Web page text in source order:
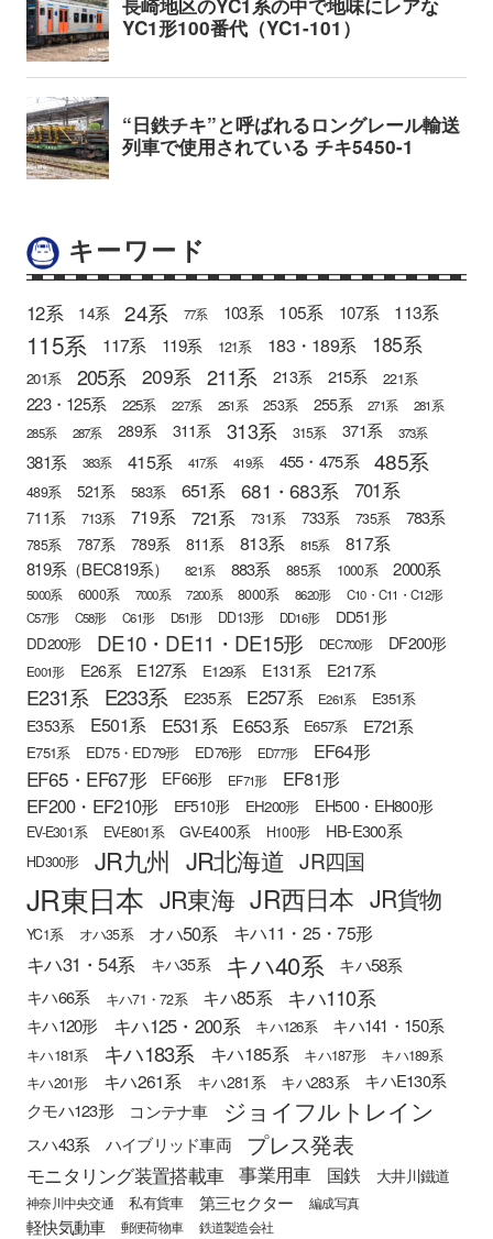
キーワード
12系 14系 24系 77系 103系 105系 107系 113系
115系 117系 119系 121系 183・189系 185系
201系 205系 209系 211系 213系 215系 221系
223・125系 225系 227系 251系 253系 255系 271系
281系
285系
287系 289系 311系 313系 315系 371系 373系
381系 383系 415系 417系 419系 455・475系 485系
489系 521系 583系 651系 681・683系 701系
711系 713系 719系 721系 731系 733系 735系 783系
785系 787系 789系 811系 813系 815系 817系
819系（BEC819系） 821系 883系 885系 1000系 2000系
5000系 6000系 7000系 7200系 8000系 8620形
C10・C11・C12形
C57形
C58形 C61形 D51形 DD13形 DD16形 DD51形
DD200形 DE10・DE11・DE15形 DEC700形 DF200形
E001形 E26系 E127系 E129系 E131系 E217系
E231系 E233系 E235系 E257系 E261系 E351系
E353系 E501系 E531系 E653系 E657系 E721系
E751系 ED75・ED79形 ED76形 ED77形 EF64形
EF65・EF67形 EF66形 EF71形
EF81形
EF200・EF210形
EF510形 EH200形 EH500・EH800形
EV-E301系 EV-E801系 GV-E400系 H100形 HB-E300系
HD300形 JR九州 JR北海道 JR四国
JR東日本 JR東海 JR西日本 JR貨物
YC1系 オハ35系 オハ50系 キハ11・25・75形
キハ31・54系 キハ35系 キハ40系 キハ58系
キハ66系 キハ71・72系 キハ85系 キハ110系
キハ120形 キハ125・200系 キハ126系 キハ141・150系
キハ181系 キハ183系 キハ185系 キハ187形
キハ189系
キハ201形
キハ261系 キハ281系 キハ283系
キハE130系
クモハ123形
コンテナ車 ジョイフルトレイン
スハ43系 ハイブリッド車両 プレス発表
モニタリング装置搭載車 事業用車 国鉄 大井川鐵道
神奈川中央交通 私有貨車 第三セクター 編成写真
軽快気動車 郵便荷物車 鉄道製造会社